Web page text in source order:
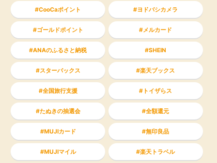
CooCaポイント ヨドバシカメラ
ゴールドポイント メルカード
ANAのふるさと納税 SHEIN
スターバックス 楽天ブックス
全国旅行支援 トイザらス
たぬきの抽選会 全額還元
MUJIカード 無印良品
MUJIマイル 楽天トラベル